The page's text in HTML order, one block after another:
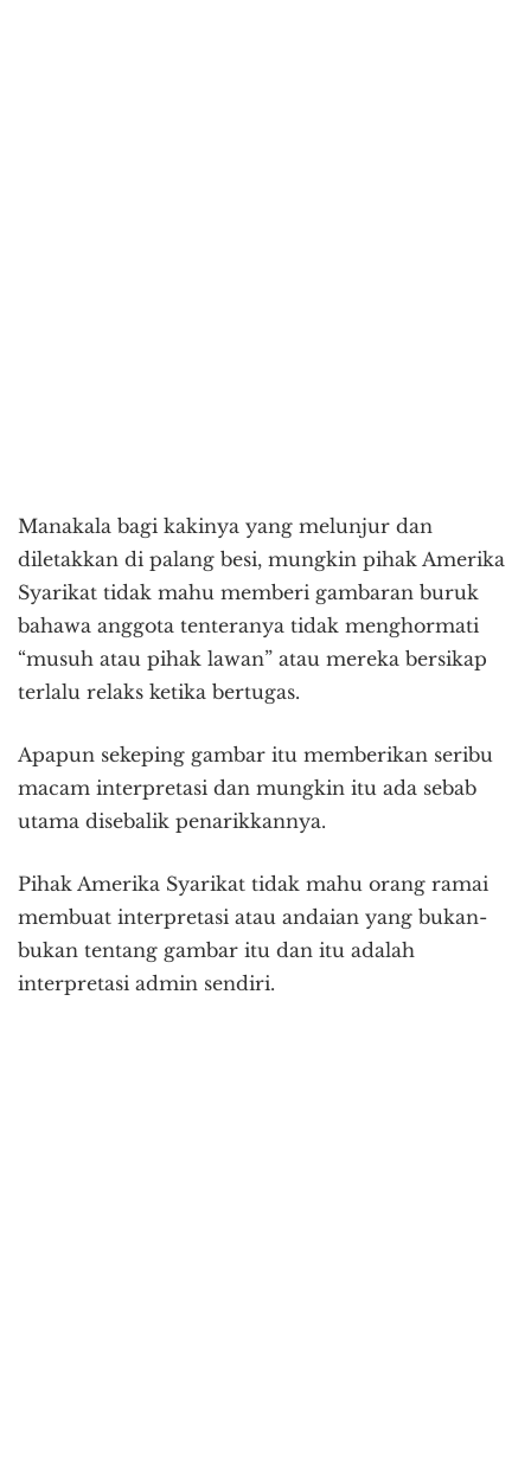
Manakala bagi kakinya yang melunjur dan
diletakkan di palang besi, mungkin pihak Amerika
Syarikat tidak mahu memberi gambaran buruk
bahawa anggota tenteranya tidak menghormati
“musuh atau pihak lawan” atau mereka bersikap
terlalu relaks ketika bertugas.
Apapun sekeping gambar itu memberikan seribu
macam interpretasi dan mungkin itu ada sebab
utama disebalik penarikkannya.
Pihak Amerika Syarikat tidak mahu orang ramai
membuat interpretasi atau andaian yang bukan-
bukan tentang gambar itu dan itu adalah
interpretasi admin sendiri.